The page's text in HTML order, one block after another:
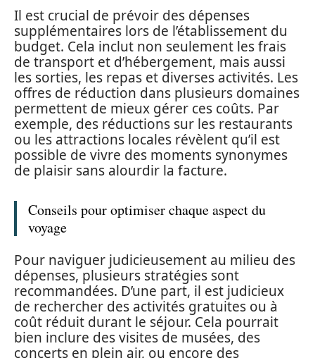
Il est crucial de prévoir des dépenses
supplémentaires lors de l’établissement du
budget. Cela inclut non seulement les frais
de transport et d’hébergement, mais aussi
les sorties, les repas et diverses activités. Les
offres de réduction dans plusieurs domaines
permettent de mieux gérer ces coûts. Par
exemple, des réductions sur les restaurants
ou les attractions locales révèlent qu’il est
possible de vivre des moments synonymes
de plaisir sans alourdir la facture.
Conseils pour optimiser chaque aspect du
voyage
Pour naviguer judicieusement au milieu des
dépenses, plusieurs stratégies sont
recommandées. D’une part, il est judicieux
de rechercher des activités gratuites ou à
coût réduit durant le séjour. Cela pourrait
bien inclure des visites de musées, des
concerts en plein air, ou encore des